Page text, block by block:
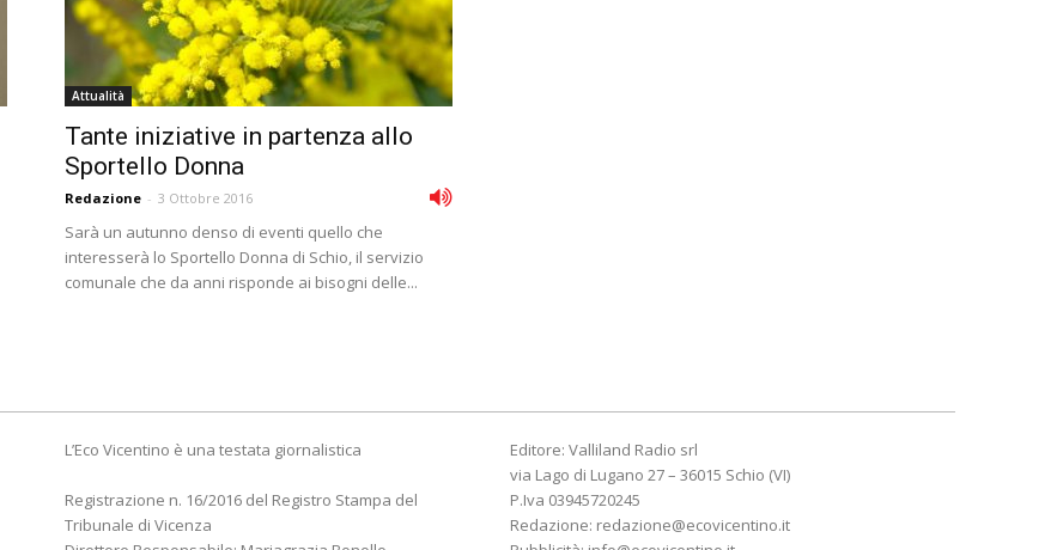
Attualità
Tante iniziative in partenza allo
Sportello Donna
Redazione - 3 Ottobre 2016
Sarà un autunno denso di eventi quello che
interesserà lo Sportello Donna di Schio, il servizio
comunale che da anni risponde ai bisogni delle...
L’Eco Vicentino è una testata giornalistica
Registrazione n. 16/2016 del Registro Stampa del
Tribunale di Vicenza
Editore: Valliland Radio srl
via Lago di Lugano 27 – 36015 Schio (VI)
P.Iva 03945720245
Redazione: redazione@ecovicentino.it